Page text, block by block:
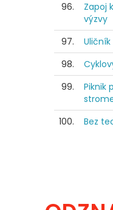
96.
Zapoj
výzvy
97.
Uličník
98.
99.
Piknik
100.
Bez